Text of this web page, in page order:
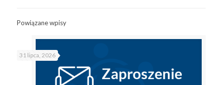
Powiązane wpisy
31 lipca, 2026